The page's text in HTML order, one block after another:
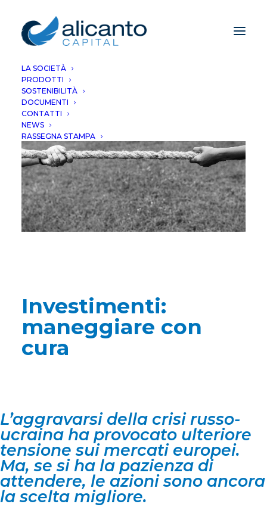
LA SOCIETÀ
PRODOTTI
SOSTENIBILITÀ
DOCUMENTI
CONTATTI
NEWS
RASSEGNA STAMPA
Investimenti:
maneggiare con
cura
L’aggravarsi della crisi russo-
ucraina ha provocato ulteriore
tensione sui mercati europei.
Ma, se si ha la pazienza di
attendere, le azioni sono ancora
la scelta migliore.